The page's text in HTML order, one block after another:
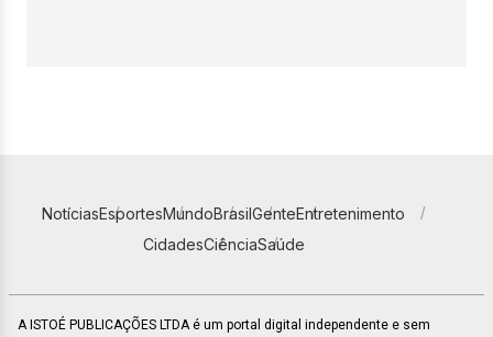
NotíciasEsportesMundoBrasilGenteEntretenimento
CidadesCiênciaSaúde
A ISTOÉ PUBLICAÇÕES LTDA é um portal digital independente e sem